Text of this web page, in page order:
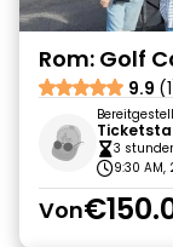
Rom: Golf
9.9
3
9:30 AM,
Von